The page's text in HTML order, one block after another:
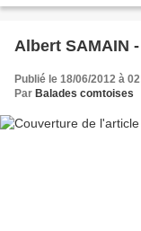
Albert SAMAIN
Publié le 18/06/2012 à
Par Balades comtoises